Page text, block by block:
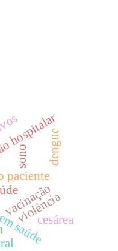
paciente
saúde
vacinação
sono
violência
dengue
cesárea